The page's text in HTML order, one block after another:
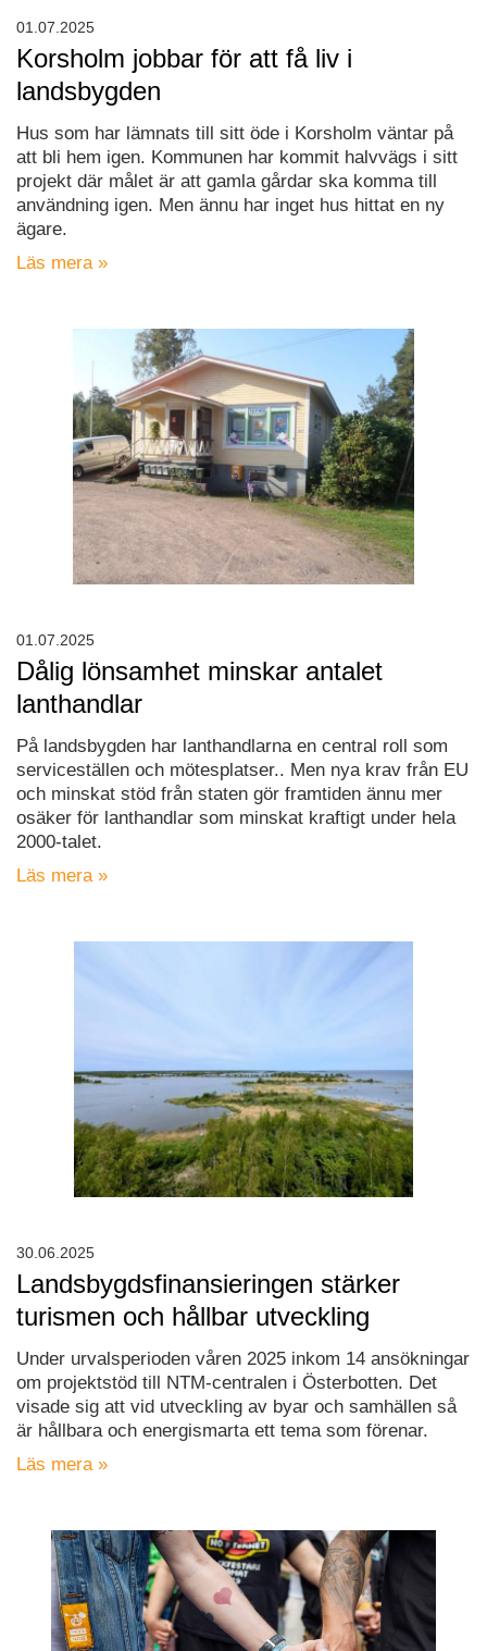
Korsholm jobbar för att få liv i
landsbygden
Hus som har lämnats till sitt öde i Korsholm väntar på
att bli hem igen. Kommunen har kommit halvvägs i sitt
projekt där målet är att gamla gårdar ska komma till
användning igen. Men ännu har inget hus hittat en ny
ägare.
Läs mera »
01.07.2025
Dålig lönsamhet minskar antalet
lanthandlar
På landsbygden har lanthandlarna en central roll som
serviceställen och mötesplatser.. Men nya krav från EU
och minskat stöd från staten gör framtiden ännu mer
osäker för lanthandlar som minskat kraftigt under hela
2000-talet.
Läs mera »
01.07.2025
Landsbygdsfinansieringen stärker
turismen och hållbar utveckling
Under urvalsperioden våren 2025 inkom 14 ansökningar
om projektstöd till NTM-centralen i Österbotten. Det
visade sig att vid utveckling av byar och samhällen så
är hållbara och energismarta ett tema som förenar.
Läs mera »
30.06.2025